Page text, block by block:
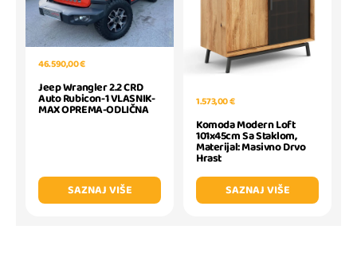
46.590,00 €
Jeep Wrangler 2.2 CRD
Auto Rubicon-1 VLASNIK-
MAX OPREMA-ODLIČNA
SAZNAJ VIŠE
1.573,00 €
Komoda Modern Loft
101x45cm Sa Staklom,
Materijal: Masivno Drvo
Hrast
SAZNAJ VIŠE